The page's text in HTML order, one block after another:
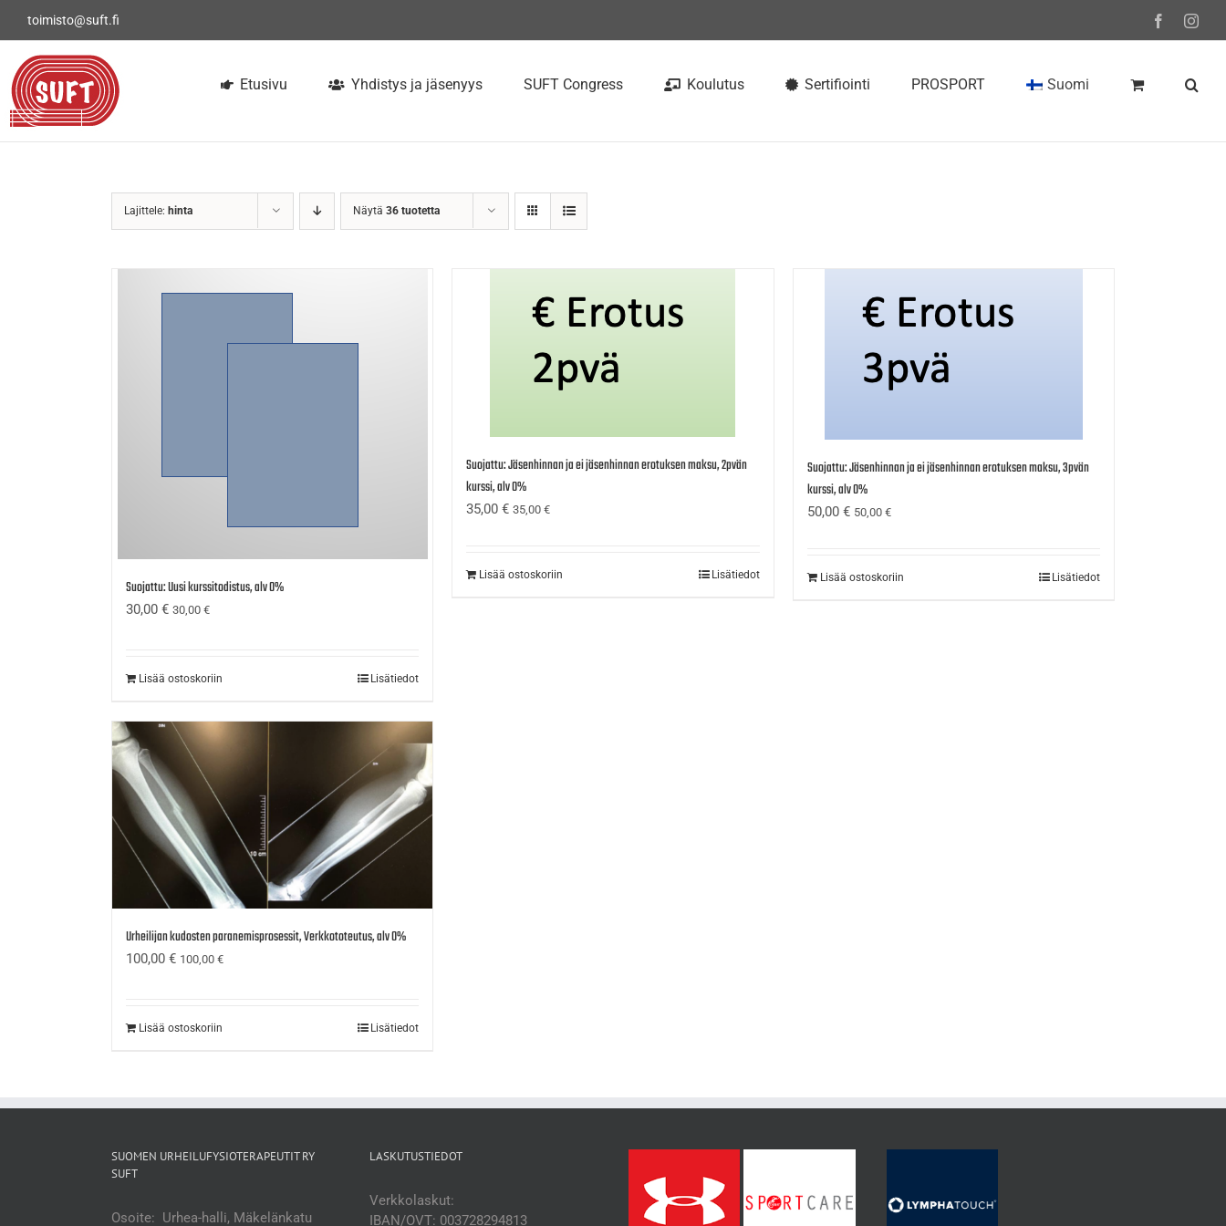
toimisto@suft.fi Facebook
Etusivu Yhdistys ja jäsenyys SUFT Congress Koulutus Sertifiointi PROSPORT Suomi
Lajittele: hinta Näytä 36 tuotetta
Suojattu: Uusi kurssitodistus, alv 0%
30,00 € 30,00 €
Lisää ostoskoriin Lisätiedot
Suojattu: Jäsenhinnan ja ei jäsenhinnan erotuksen maksu, 2pvän
kurssi, alv 0%
35,00€ 35,00€
Lisää ostoskoriin Lisätiedot
Suojattu: Jäsenhinnan ja ei jäsenhinnan erotuksen maksu, 3pvän
kurssi, alv 0%
50,00 € 50,00 €
Lisää ostoskoriin Lisätiedot
Urheilijan kudosten paranemisprosessit, Verkkototeutus, alv 0%
100,00 € 100,00 €
Lisää ostoskoriin Lisätiedot
SUOMEN URHEILUFYSIOTERAPEUTIT RY
SUFT
Osoite: Urhea-halli, Mäkelänkatu
LASKUTUSTIEDOT
Verkkolaskut:
IBAN/OVT: 003728294813